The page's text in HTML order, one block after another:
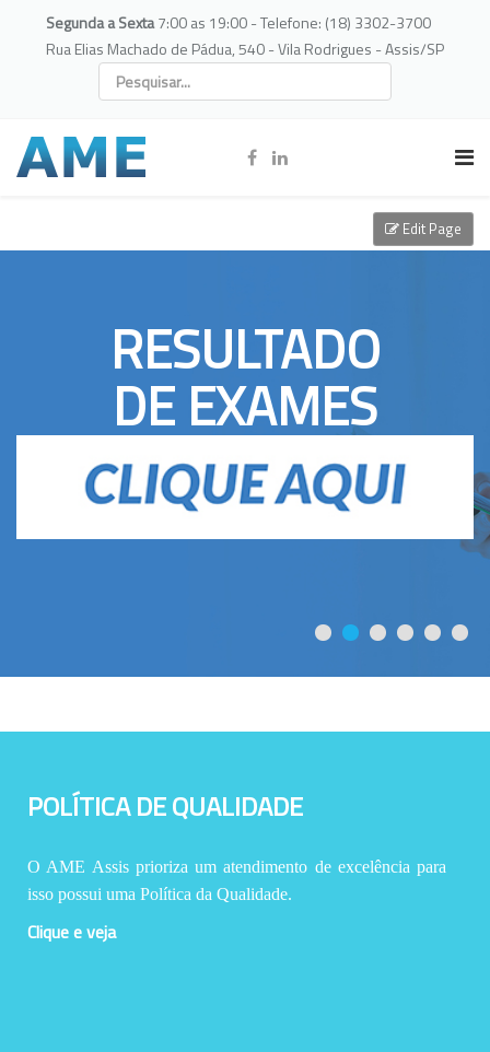
Segunda a Sexta7:00 as 19:00 - Telefone: (18) 3302-3700
Rua Elias Machado de Pádua, 540 - Vila Rodrigues - Assis/SP
RESULTADO
DE EXAMES
POLÍTICA DE QUALIDADE
O AME Assis prioriza um atendimento de excelência para
isso possui uma Política da Qualidade.
Clique e veja
Edit Page